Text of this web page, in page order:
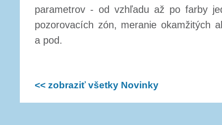
parametrov - od vzhľadu až po farby
pozorovacích zón, meranie okamžitých
a pod.
<< zobraziť všetky Novinky